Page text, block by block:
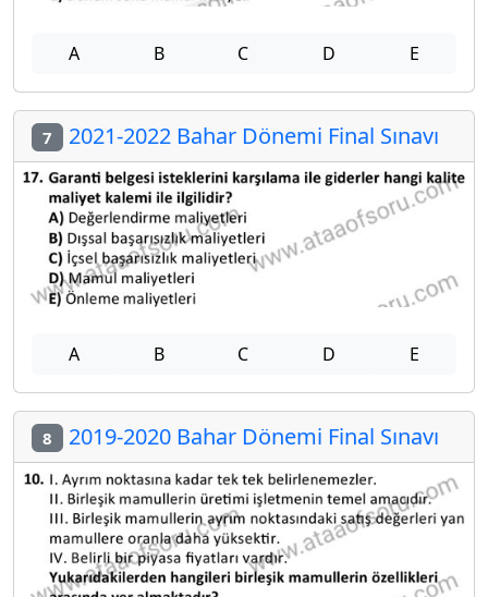
A B C D E
7 2021-2022 Bahar Dönemi Final Sınavı
A B C D E
8 2019-2020 Bahar Dönemi Final Sınavı